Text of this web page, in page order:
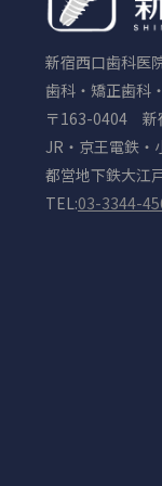
新宿西口歯科医
歯科・矯正歯科
〒163-0404 新
JR・京王電鉄・
都営地下鉄大江
TEL:03-3344-